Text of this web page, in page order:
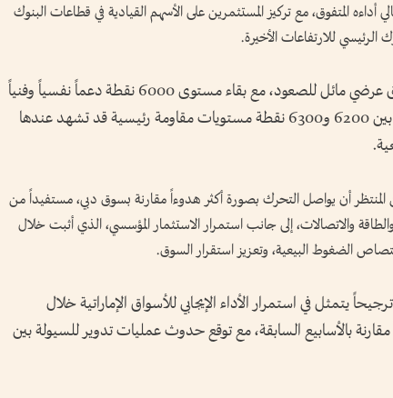
المتفوق، مع تركيز المستثمرين على الأسهم القيادية في قطاعات البنوك
الرئيسي للارتفاعات الأخيرة.
ويُتوقع أن يتحرك المؤشر في نطاق عرضي مائل للصعود، مع بقاء مستوى 6000 نقطة دعماً نفسياً وفنياً
مهماً، فيما تمثل المنطقة الواقعة بين 6200 و6300 نقطة مستويات مقاومة رئيسية قد تشهد عندها
المنتظر أن يواصل التحرك بصورة أكثر هدوءاً مقارنة بسوق دبي، مستفيداً من
والاتصالات، إلى جانب استمرار الاستثمار المؤسسي، الذي أثبت خلال
الضغوط البيعية، وتعزيز استقرار السوق.
يتمثل في استمرار الأداء الإيجابي للأسواق الإماراتية خلال
مقارنة بالأسابيع السابقة، مع توقع حدوث عمليات تدوير للسيولة بين